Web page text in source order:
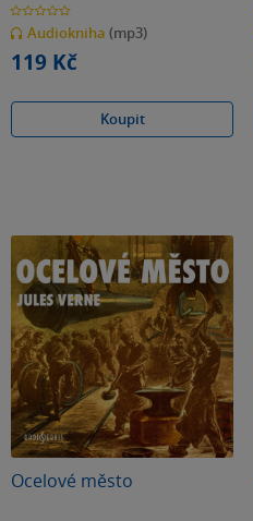
0.0
z
5
hvězdiček
Audiokniha (mp3)
119 Kč
Koupit
Ocelové město